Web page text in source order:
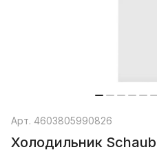
Арт. 4603805990826
Холодильник